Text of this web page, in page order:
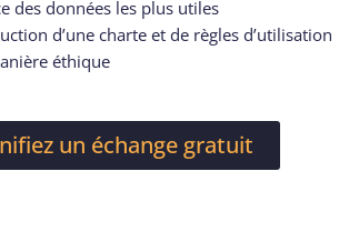
des données les plus utiles
d’une charte et de règles d’utilisation
éthique
un échange gratuit